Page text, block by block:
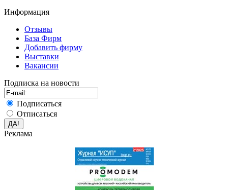
Информация
Отзывы
База Фирм
Добавить фирму
Выставки
Вакансии
Подписка на новости
Подписаться
Отписаться
Реклама